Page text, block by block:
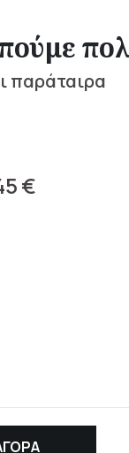
παράταιρα
€